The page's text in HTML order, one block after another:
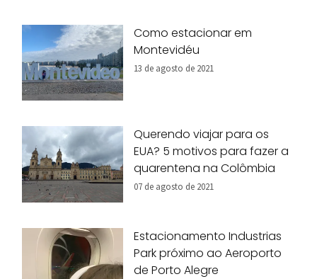
Como estacionar em
Montevidéu
13 de agosto de 2021
Querendo viajar para os
EUA? 5 motivos para fazer a
quarentena na Colômbia
07 de agosto de 2021
Estacionamento Industrias
Park próximo ao Aeroporto
de Porto Alegre